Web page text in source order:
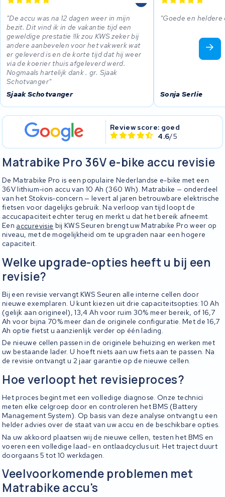
De accu was na 12 dagen weer in mijn
bezit. Dit vind ik in de vakantie tijd een
geweldige prestatie !Ik zou KWS zeker bij
andere aanbevelen voor het vakwerk wat
er geleverd is en de korte tijd dat hij weer
via de koerier thuis afgeleverd werd.
Nogmaals hartelijk dank . gr. Sjaak
Schotvanger
Sjaak Schotvanger
Goede en
Sonja Serlie
Review score: goed
4.6/5
Matrabike Pro 36V e-bike accu revisie
De Matrabike Pro is een populaire Nederlandse e-bike met een
36V lithium-ion accu van 10 Ah (360 Wh). Matrabike — onderdeel
van het Stokvis-concern — levert al jaren betrouwbare elektrische
fietsen voor dagelijks gebruik. Na verloop van tijd loopt de
accucapaciteit echter terug en merkt u dat het bereik afneemt.
Een accurevisie bij KWS Seuren brengt uw Matrabike Pro weer op
niveau, met de mogelijkheid om te upgraden naar een hogere
capaciteit.
Welke upgrade-opties heeft u bij een
revisie?
Bij een revisie vervangt KWS Seuren alle interne cellen door
nieuwe exemplaren. U kunt kiezen uit drie capaciteitsopties: 10 Ah
(gelijk aan origineel), 13,4 Ah voor ruim 30% meer bereik, of 16,7
Ah voor bijna 70% meer dan de originele configuratie. Met de 16,7
Ah optie fietst u aanzienlijk verder op één lading.
De nieuwe cellen passen in de originele behuizing en werken met
uw bestaande lader. U hoeft niets aan uw fiets aan te passen. Na
de revisie ontvangt u 2 jaar garantie op de nieuwe cellen.
Hoe verloopt het revisieproces?
Het proces begint met een volledige diagnose. Onze technici
meten elke celgroep door en controleren het BMS (Battery
Management System). Op basis van deze analyse ontvangt u een
helder advies over de staat van uw accu en de beschikbare opties.
Na uw akkoord plaatsen wij de nieuwe cellen, testen het BMS en
voeren een volledige laad- en ontlaadcyclus uit. Het traject duurt
doorgaans 5 tot 10 werkdagen.
Veelvoorkomende problemen met
Matrabike accu's